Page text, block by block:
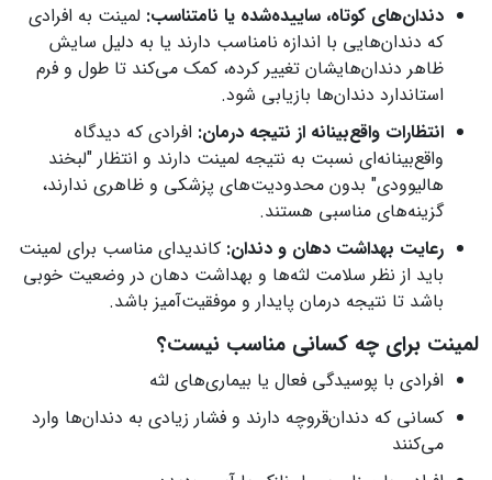
دندان‌های کوتاه، ساییده‌شده یا نامتناسب: لمینت به افرادی
که دندان‌هایی با اندازه نامناسب دارند یا به دلیل سایش
ظاهر دندان‌هایشان تغییر کرده، کمک می‌کند تا طول و فرم
استاندارد دندان‌ها بازیابی شود.
انتظارات واقع‌بینانه از نتیجه درمان: افرادی که دیدگاه
واقع‌بینانه‌ای نسبت به نتیجه لمینت دارند و انتظار "لبخند
هالیوودی" بدون محدودیت‌های پزشکی و ظاهری ندارند،
گزینه‌های مناسبی هستند.
رعایت بهداشت دهان و دندان: کاندیدای مناسب برای لمینت
باید از نظر سلامت لثه‌ها و بهداشت دهان در وضعیت خوبی
باشد تا نتیجه درمان پایدار و موفقیت‌آمیز باشد.
لمینت برای چه کسانی مناسب نیست؟
افرادی با پوسیدگی فعال یا بیماری‌های لثه
کسانی که دندان‌قروچه دارند و فشار زیادی به دندان‌ها وارد
می‌کنند